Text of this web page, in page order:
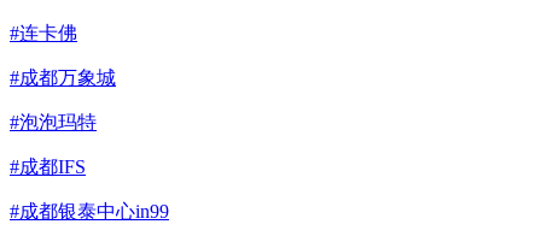
#连卡佛
#成都万象城
#泡泡玛特
#成都IFS
#成都银泰中心in99